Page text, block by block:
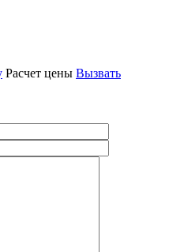
Расчет цены Вызвать